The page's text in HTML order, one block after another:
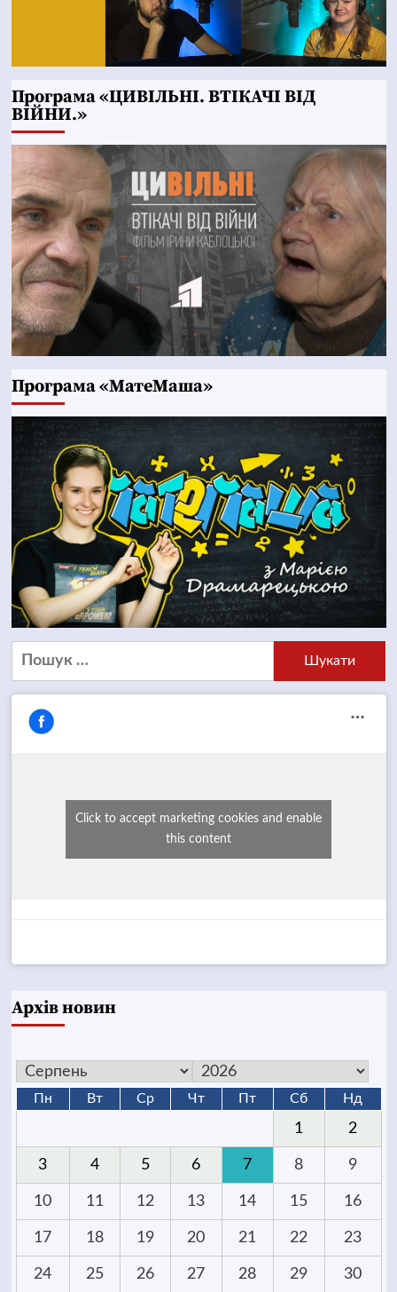
Програма «ЦИВІЛЬНІ. ВТІКАЧІ ВІД
ВІЙНИ.»
Програма «МатеМаша»
Пошук:
Click to accept marketing cookies and enable
this content
Архів новин
Пн Вт Ср Чт Пт Сб Нд
1 2
3 4 5 6 7 8 9
10 11 12 13 14 15 16
17 18 19 20 21 22 23
24 25 26 27 28 29 30